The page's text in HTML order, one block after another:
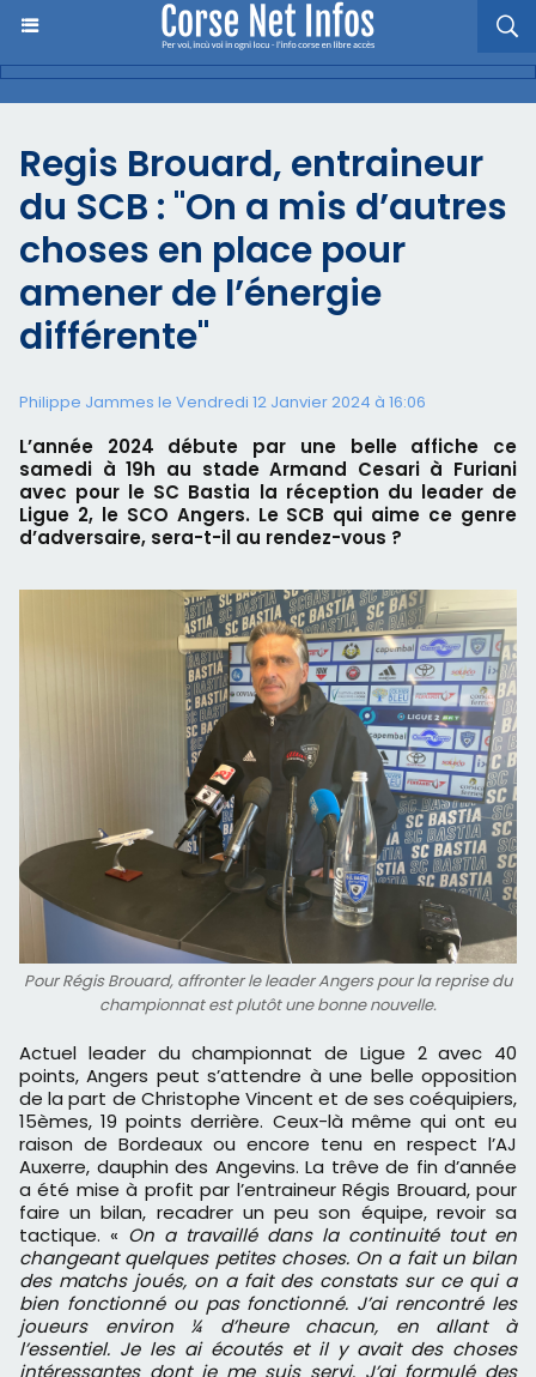
Regis Brouard, entraineur
du SCB : "On a mis d’autres
choses en place pour
amener de l’énergie
différente"
Philippe Jammes le Vendredi 12 Janvier 2024 à 16:06
L’année 2024 débute par une belle affiche ce
samedi à 19h au stade Armand Cesari à Furiani
avec pour le SC Bastia la réception du leader de
Ligue 2, le SCO Angers. Le SCB qui aime ce genre
d’adversaire, sera-t-il au rendez-vous ?
Pour Régis Brouard, affronter le leader Angers pour la reprise du
championnat est plutôt une bonne nouvelle.
Actuel leader du championnat de Ligue 2 avec 40
points, Angers peut s’attendre à une belle opposition
de la part de Christophe Vincent et de ses coéquipiers,
15èmes, 19 points derrière. Ceux-là même qui ont eu
raison de Bordeaux ou encore tenu en respect l’AJ
Auxerre, dauphin des Angevins. La trêve de fin d’année
a été mise à profit par l’entraineur Régis Brouard, pour
faire un bilan, recadrer un peu son équipe, revoir sa
tactique. « On a travaillé dans la continuité tout en
changeant quelques petites choses. On a fait un bilan
des matchs joués, on a fait des constats sur ce qui a
bien fonctionné ou pas fonctionné. J’ai rencontré les
joueurs environ ¼ d’heure chacun, en allant à
l’essentiel. Je les ai écoutés et il y avait des choses
intéressantes dont je me suis servi. J’ai formulé des